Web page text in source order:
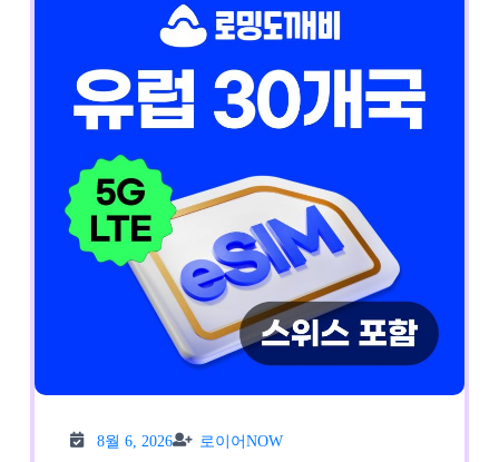
기
여
행
8월 6, 2026
6,
로이어NOW
어